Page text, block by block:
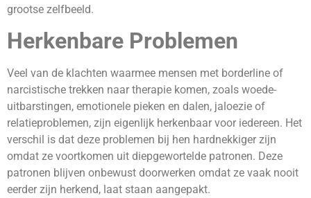
grootse zelfbeeld.
Herkenbare Problemen
Veel van de klachten waarmee mensen met borderline of
narcistische trekken naar therapie komen, zoals woede-
uitbarstingen, emotionele pieken en dalen, jaloezie of
relatieproblemen, zijn eigenlijk herkenbaar voor iedereen. Het
verschil is dat deze problemen bij hen hardnekkiger zijn
omdat ze voortkomen uit diepgewortelde patronen. Deze
patronen blijven onbewust doorwerken omdat ze vaak nooit
eerder zijn herkend, laat staan aangepakt.